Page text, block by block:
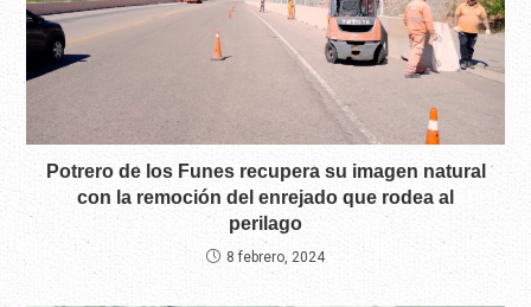
Potrero de los Funes recupera su imagen natural
con la remoción del enrejado que rodea al
perilago
8 febrero, 2024